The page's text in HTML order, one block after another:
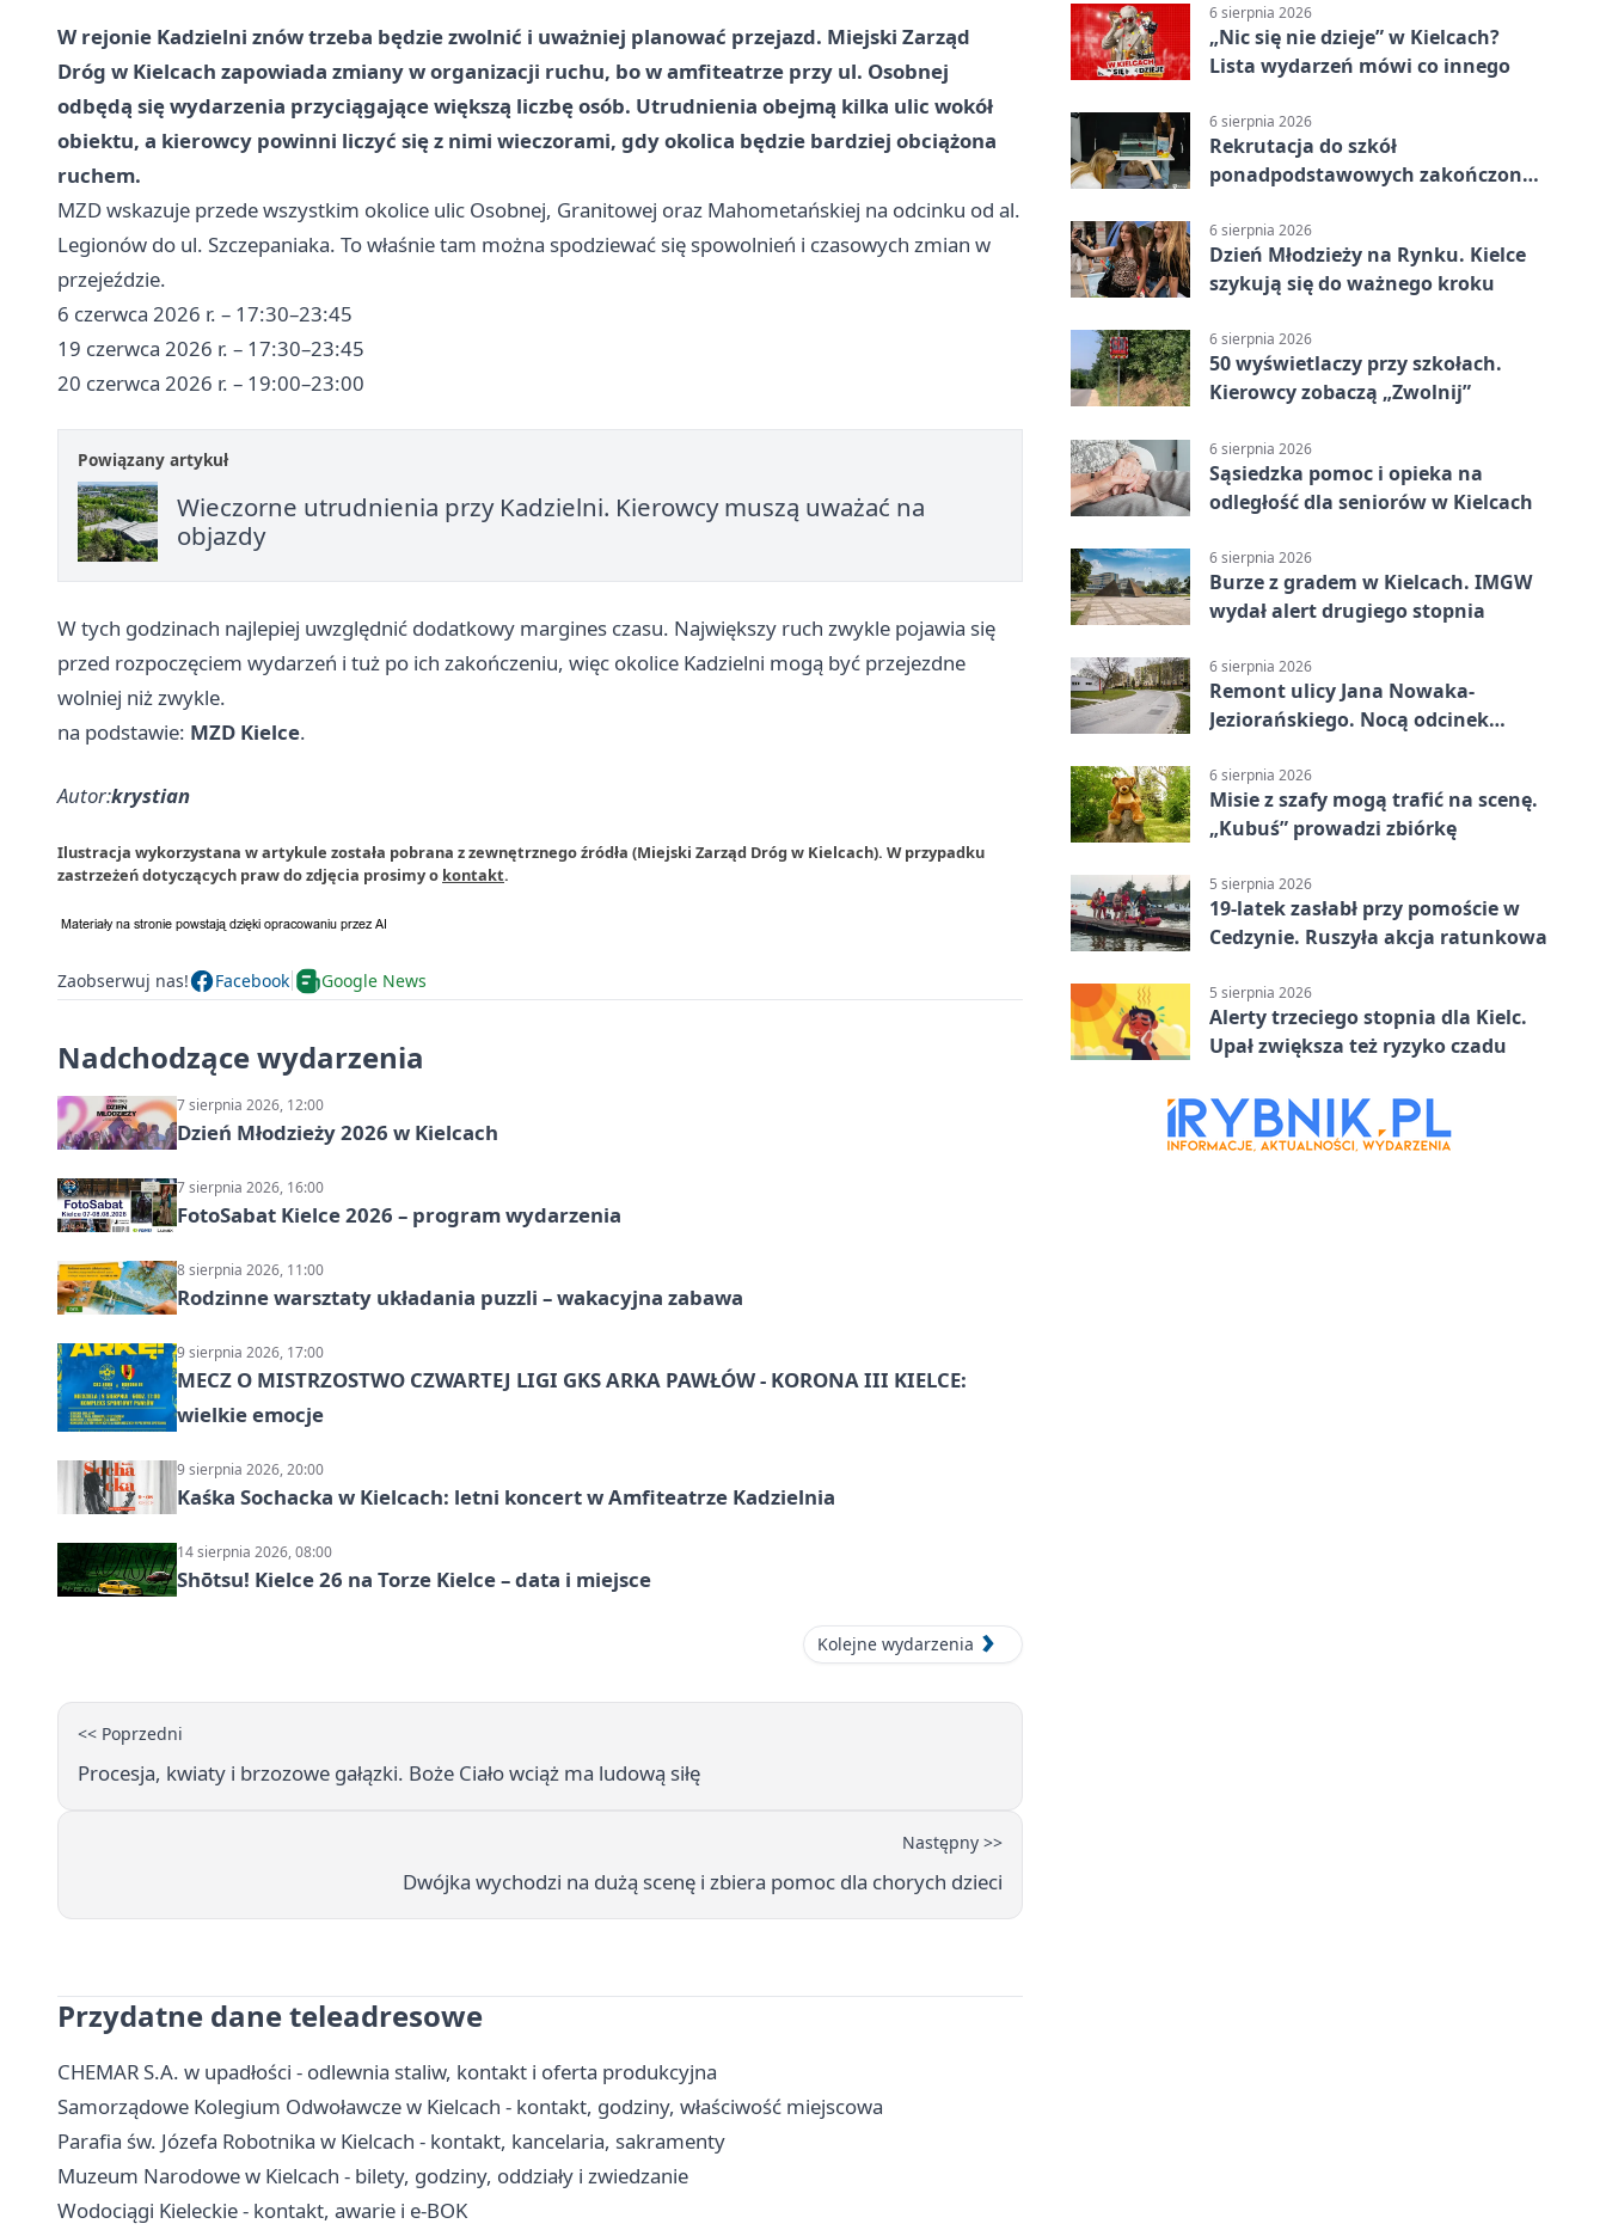
W rejonie Kadzielni znów trzeba będzie zwolnić i uważniej planować przejazd. Miejski Zarząd
Dróg w Kielcach zapowiada zmiany w organizacji ruchu, bo w amfiteatrze przy ul. Osobnej
odbędą się wydarzenia przyciągające większą liczbę osób. Utrudnienia obejmą kilka ulic wokół
obiektu, a kierowcy powinni liczyć się z nimi wieczorami, gdy okolica będzie bardziej obciążona
ruchem.
MZD wskazuje przede wszystkim okolice ulic Osobnej, Granitowej oraz Mahometańskiej na odcinku od al.
Legionów do ul. Szczepaniaka. To właśnie tam można spodziewać się spowolnień i czasowych zmian w
przejeździe.
6 czerwca 2026 r. – 17:30–23:45
19 czerwca 2026 r. – 17:30–23:45
20 czerwca 2026 r. – 19:00–23:00
Powiązany artykuł
Wieczorne utrudnienia przy Kadzielni. Kierowcy muszą uważać na
objazdy
W tych godzinach najlepiej uwzględnić dodatkowy margines czasu. Największy ruch zwykle pojawia się
przed rozpoczęciem wydarzeń i tuż po ich zakończeniu, więc okolice Kadzielni mogą być przejezdne
wolniej niż zwykle.
na podstawie: MZD Kielce.
Autor:krystian
Ilustracja wykorzystana w artykule została pobrana z zewnętrznego źródła (Miejski Zarząd Dróg w Kielcach). W przypadku
zastrzeżeń dotyczących praw do zdjęcia prosimy o kontakt.
Zaobserwuj nas! Facebook Google News
Nadchodzące wydarzenia
7 sierpnia 2026, 12:00
Dzień Młodzieży 2026 w Kielcach
7 sierpnia 2026, 16:00
FotoSabat Kielce 2026 – program wydarzenia
8 sierpnia 2026, 11:00
Rodzinne warsztaty układania puzzli – wakacyjna zabawa
9 sierpnia 2026, 17:00
MECZ O MISTRZOSTWO CZWARTEJ LIGI GKS ARKA PAWŁÓW - KORONA III KIELCE:
wielkie emocje
9 sierpnia 2026, 20:00
Kaśka Sochacka w Kielcach: letni koncert w Amfiteatrze Kadzielnia
14 sierpnia 2026, 08:00
Shōtsu! Kielce 26 na Torze Kielce – data i miejsce
Kolejne wydarzenia
<< Poprzedni
Procesja, kwiaty i brzozowe gałązki. Boże Ciało wciąż ma ludową siłę
Następny >>
Dwójka wychodzi na dużą scenę i zbiera pomoc dla chorych dzieci
Przydatne dane teleadresowe
CHEMAR S.A. w upadłości - odlewnia staliw, kontakt i oferta produkcyjna
Samorządowe Kolegium Odwoławcze w Kielcach - kontakt, godziny, właściwość miejscowa
Parafia św. Józefa Robotnika w Kielcach - kontakt, kancelaria, sakramenty
Muzeum Narodowe w Kielcach - bilety, godziny, oddziały i zwiedzanie
Wodociągi Kieleckie - kontakt, awarie i e-BOK
6 sierpnia 2026
„Nic się nie dzieje” w Kielcach?
Lista wydarzeń mówi co innego
6 sierpnia 2026
Rekrutacja do szkół
ponadpodstawowych zakończona.
6 sierpnia 2026
Dzień Młodzieży na Rynku. Kielce
szykują się do ważnego kroku
6 sierpnia 2026
50 wyświetlaczy przy szkołach.
Kierowcy zobaczą „Zwolnij”
6 sierpnia 2026
Sąsiedzka pomoc i opieka na
odległość dla seniorów w Kielcach
6 sierpnia 2026
Burze z gradem w Kielcach. IMGW
wydał alert drugiego stopnia
6 sierpnia 2026
Remont ulicy Jana Nowaka-
Jeziorańskiego. Nocą odcinek
6 sierpnia 2026
Misie z szafy mogą trafić na scenę.
„Kubuś” prowadzi zbiórkę
5 sierpnia 2026
19-latek zasłabł przy pomoście w
Cedzynie. Ruszyła akcja ratunkowa
5 sierpnia 2026
Alerty trzeciego stopnia dla Kielc.
Upał zwiększa też ryzyko czadu